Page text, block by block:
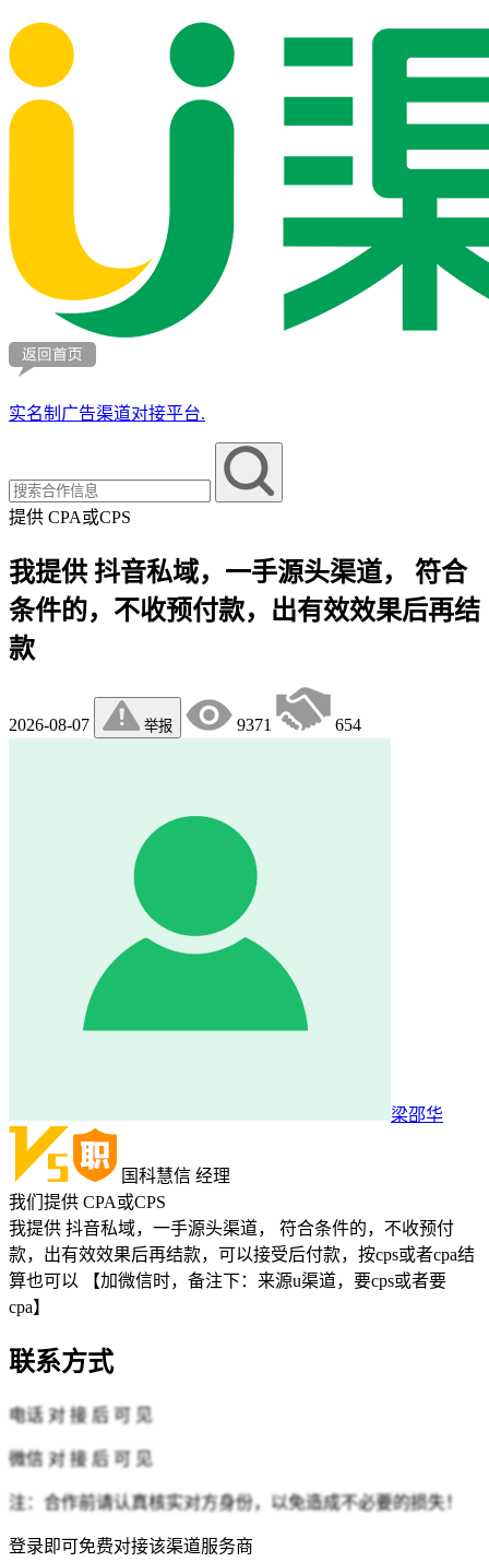
实名制广告渠道对接平台.
提供 CPA或CPS
我提供 抖音私域，一手源头渠道， 符合
条件的，不收预付款，出有效效果后再结
款
2026-08-07 举报 9371 654
梁邵华
国科慧信 经理
我们提供 CPA或CPS
我提供 抖音私域，一手源头渠道， 符合条件的，不收预付
款，出有效效果后再结款，可以接受后付款，按cps或者cpa结
算也可以 【加微信时，备注下：来源u渠道，要cps或者要
cpa】
联系方式
电话 对 接 后 可 见
微信 对 接 后 可 见
注：合作前请认真核实对方身份，以免造成不必要的损失！
登录即可免费对接该渠道服务商